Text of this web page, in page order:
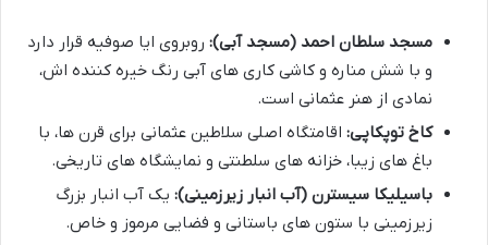
مسجد سلطان احمد (مسجد آبی): روبروی ایا صوفیه قرار دارد
و با شش مناره و کاشی کاری های آبی رنگ خیره کننده اش،
نمادی از هنر عثمانی است.
کاخ توپکاپی: اقامتگاه اصلی سلاطین عثمانی برای قرن ها، با
باغ های زیبا، خزانه های سلطنتی و نمایشگاه های تاریخی.
باسیلیکا سیسترن (آب انبار زیرزمینی): یک آب انبار بزرگ
زیرزمینی با ستون های باستانی و فضایی مرموز و خاص.